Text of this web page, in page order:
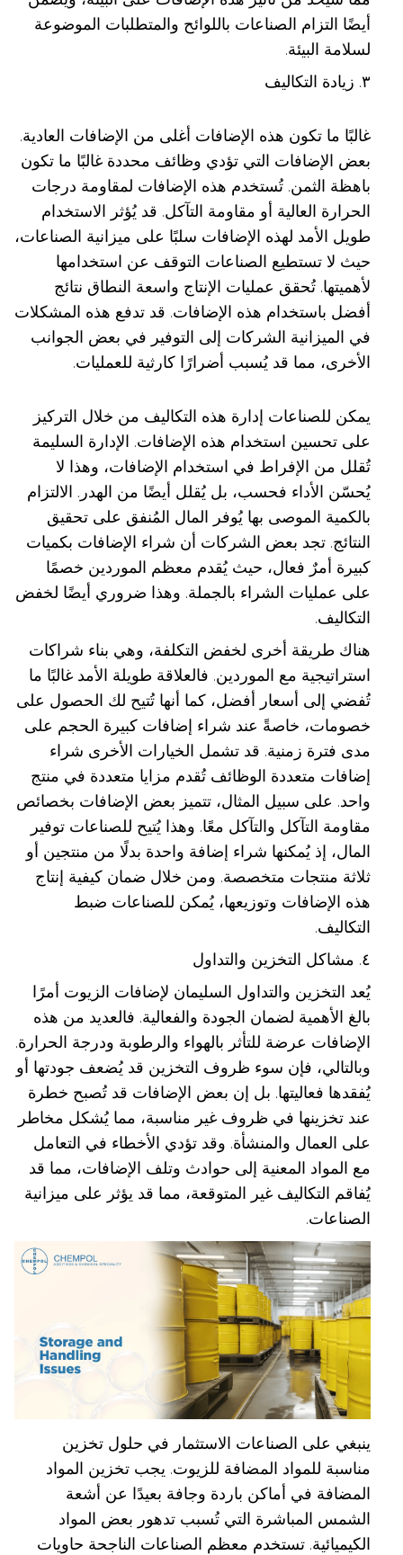
أيضًا التزام الصناعات باللوائح والمتطلبات الموضوعة
لسلامة البيئة.
٣. زيادة التكاليف
غالبًا ما تكون هذه الإضافات أغلى من الإضافات العادية.
بعض الإضافات التي تؤدي وظائف محددة غالبًا ما تكون
باهظة الثمن. تُستخدم هذه الإضافات لمقاومة درجات
الحرارة العالية أو مقاومة التآكل. قد يُؤثر الاستخدام
طويل الأمد لهذه الإضافات سلبًا على ميزانية الصناعات،
حيث لا تستطيع الصناعات التوقف عن استخدامها
لأهميتها. تُحقق عمليات الإنتاج واسعة النطاق نتائج
أفضل باستخدام هذه الإضافات. قد تدفع هذه المشكلات
في الميزانية الشركات إلى التوفير في بعض الجوانب
الأخرى، مما قد يُسبب أضرارًا كارثية للعمليات.
يمكن للصناعات إدارة هذه التكاليف من خلال التركيز
على تحسين استخدام هذه الإضافات. الإدارة السليمة
تُقلل من الإفراط في استخدام الإضافات، وهذا لا
يُحسّن الأداء فحسب، بل يُقلل أيضًا من الهدر. الالتزام
بالكمية الموصى بها يُوفر المال المُنفق على تحقيق
النتائج. تجد بعض الشركات أن شراء الإضافات بكميات
كبيرة أمرٌ فعال، حيث يُقدم معظم الموردين خصمًا
على عمليات الشراء بالجملة. وهذا ضروري أيضًا لخفض
التكاليف.
هناك طريقة أخرى لخفض التكلفة، وهي بناء شراكات
استراتيجية مع الموردين. فالعلاقة طويلة الأمد غالبًا ما
تُفضي إلى أسعار أفضل، كما أنها تُتيح لك الحصول على
خصومات، خاصةً عند شراء إضافات كبيرة الحجم على
مدى فترة زمنية. قد تشمل الخيارات الأخرى شراء
إضافات متعددة الوظائف تُقدم مزايا متعددة في منتج
واحد. على سبيل المثال، تتميز بعض الإضافات بخصائص
مقاومة التآكل والتآكل معًا. وهذا يُتيح للصناعات توفير
المال، إذ يُمكنها شراء إضافة واحدة بدلًا من منتجين أو
ثلاثة منتجات متخصصة. ومن خلال ضمان كيفية إنتاج
هذه الإضافات وتوزيعها، يُمكن للصناعات ضبط
التكاليف.
٤. مشاكل التخزين والتداول
يُعد التخزين والتداول السليمان لإضافات الزيوت أمرًا
بالغ الأهمية لضمان الجودة والفعالية. فالعديد من هذه
الإضافات عرضة للتأثر بالهواء والرطوبة ودرجة الحرارة.
وبالتالي، فإن سوء ظروف التخزين قد يُضعف جودتها أو
يُفقدها فعاليتها. بل إن بعض الإضافات قد تُصبح خطرة
عند تخزينها في ظروف غير مناسبة، مما يُشكل مخاطر
على العمال والمنشأة. وقد تؤدي الأخطاء في التعامل
مع المواد المعنية إلى حوادث وتلف الإضافات، مما قد
يُفاقم التكاليف غير المتوقعة، مما قد يؤثر على ميزانية
الصناعات.
ينبغي على الصناعات الاستثمار في حلول تخزين
مناسبة للمواد المضافة للزيوت. يجب تخزين المواد
المضافة في أماكن باردة وجافة بعيدًا عن أشعة
الشمس المباشرة التي تُسبب تدهور بعض المواد
الكيميائية. تستخدم معظم الصناعات الناجحة حاويات